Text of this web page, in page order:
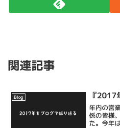
関連記事
Blog 『2017
年内の営
係の皆様
た。今年